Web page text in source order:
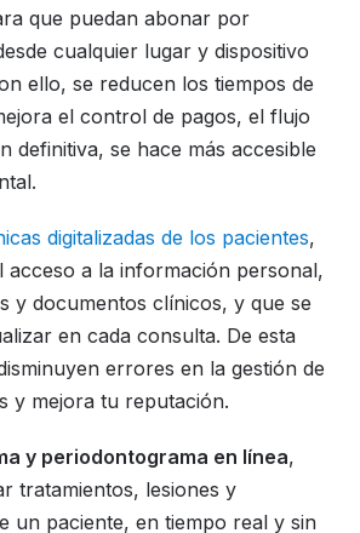
que puedan abonar por
cualquier lugar y dispositivo
ello, se reducen los tiempos de
el control de pagos, el flujo
definitiva, se hace más accesible
digitalizadas de los pacientes,
acceso a la información personal,
y documentos clínicos, y que se
en cada consulta. De esta
errores en la gestión de
y mejora tu reputación.
y periodontograma en línea,
tratamientos, lesiones y
un paciente, en tiempo real y sin